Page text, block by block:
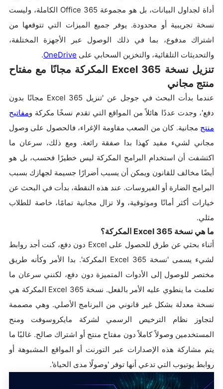
أداة لجداول البيانات، بل هو مجموعة Office 365 الكاملة، وليست
نسخة تجريبية أو محدودة. يوفر جميع الميزات التي تتوقعها من
اشتراك مدفوع، بما في ذلك الوصول عبر الأجهزة المختلفة،
والتحديثات التلقائية، والتخزين السحابي على OneDrive
.
تنزيل نسخة Excel 365 المكركة مجانًا مع مفتاح
منتج مجاني
عندما بدأت البحث في جوجل عن 'تنزيل Excel 365 مجانًا بدون
دفع'، وجدت عددًا هائلاً من المواقع التي تقدم نسخًا مكركة ومفاتيح
منتج مجانية. كان من الصعب مقاومة الإغراء، فالحصول على وصول
مجاني لشيء مفيد كهذا بدا صفقة رائعة. ومع ذلك، سرعان ما
اكتشفت أن استخدام البرامج المكركة ليس خطيرًا فحسب، بل هو
أيضًا مخالف للقانون ويمكن أن يسبب أضرارًا جسيمة لجهازك بسبب
البرامج الضارة أو الفيروسات. عند هذه النقطة، بدأت في البحث عن
خيارات أكثر أمانًا وموثوقية، ولا تزال مجانية تمامًا، خاصة للطلاب
مثلي.
ما هي نسخة Excel 365 المكركة؟
أثناء بحثي عن طرق للحصول على Excel دون دفع، كنت أجد روابط
لشيء يسمى 'نسخة Excel 365 المكركة'. بدا الأمر وكأنه طريق
مختصر للوصول إلى الأدوات المتميزة دون دفع، لكنني سرعان ما
تعلمت ما ينطوي عليه الأمر بالفعل. نسخة Excel 365 المكركة هي
نسخة معدلة بشكل غير قانوني من البرنامج الأصلي. وهي مصممة
لتجاوز نظام الترخيص الرسمي لشركة مايكروسوفت ومنح
المستخدمين وصولاً كاملاً دون مفتاح منتج أو اشتراك صالح. غالبًا ما
يتم مشاركة هذه الإصدارات عبر التورنت أو المواقع المشبوهة أو
روابط يوتيوب التي تدعي أنها توفر 'وصولًا مدى الحياة'.